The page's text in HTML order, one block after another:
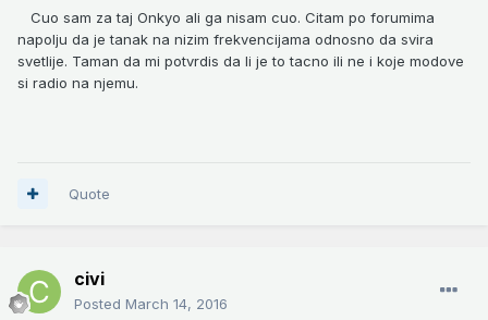
Cuo sam za taj Onkyo ali ga nisam cuo. Citam po forumima
napolju da je tanak na nizim frekvencijama odnosno da svira
svetlije. Taman da mi potvrdis da li je to tacno ili ne i koje modove
si radio na njemu.
Quote
civi
Posted March 14, 2016